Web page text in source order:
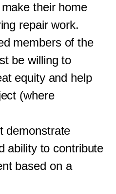
their home
repair work.
members of the
be willing to
equity and help
(where
demonstrate
ability to contribute
based on a